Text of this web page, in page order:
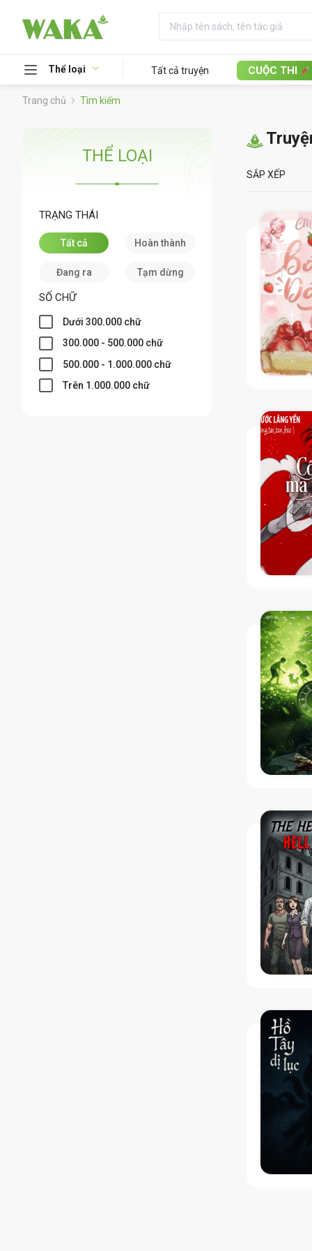
Thể loại Tất cả truyện CUỘC THI
Trang chủ Tìm kiếm
THỂ LOẠI
TRẠNG THÁI
Tất cả Hoàn thành
Đang ra Tạm dừng
SỐ CHỮ
Dưới 300.000 chữ
300.000 - 500.000 chữ
500.000 - 1.000.000 chữ
Trên 1.000.000 chữ
SẮP XẾP